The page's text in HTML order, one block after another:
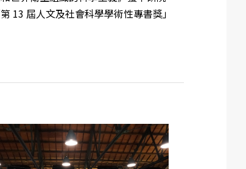
13 屆人文及社會科學學術性專書獎」